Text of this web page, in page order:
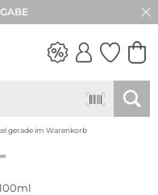
gerade im Warenkorb